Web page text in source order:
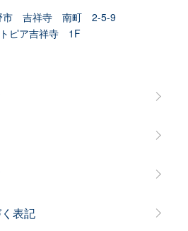
市 吉祥寺 南町 2-5-9
ピア吉祥寺 1F
表記